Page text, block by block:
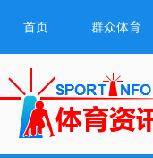
首页 群众体育